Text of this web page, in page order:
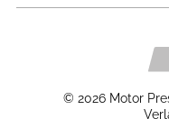
© 2026 Motor